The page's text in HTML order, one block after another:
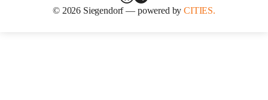
© 2026 Siegendorf — powered byCITIES.